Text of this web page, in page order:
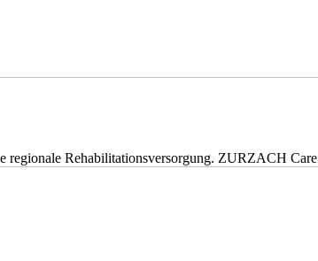
regionale Rehabilitationsversorgung. ZURZACH